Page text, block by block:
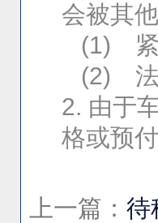
会被其
(1) 紧
(2) 法
2. 由于
格或预
上一篇： 待